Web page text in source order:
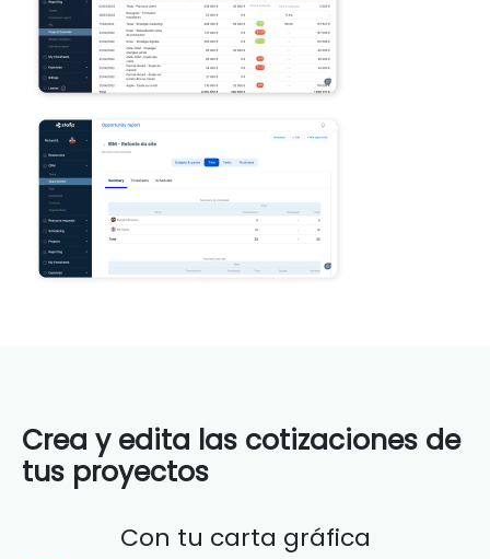
Crea y edita las cotizaciones de
tus proyectos
Con tu carta gráfica